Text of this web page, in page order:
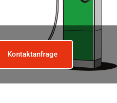
Kontaktanfrage